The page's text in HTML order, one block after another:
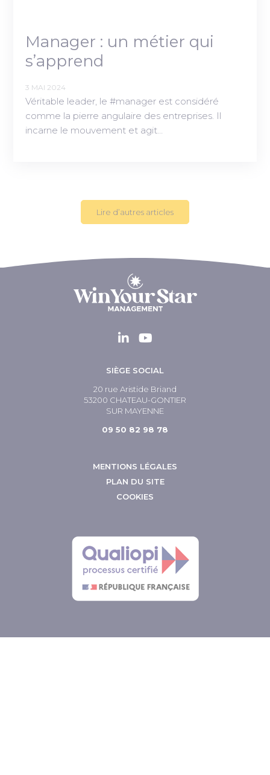
Manager : un métier qui
s’apprend
3 MAI 2024
Véritable leader, le #manager est considéré
comme la pierre angulaire des entreprises. Il
incarne le mouvement et agit…
Lire d’autres articles
SIÈGE SOCIAL
20 rue Aristide Briand
53200 CHATEAU-GONTIER
SUR MAYENNE
09 50 82 98 78
MENTIONS LÉGALES
PLAN DU SITE
COOKIES